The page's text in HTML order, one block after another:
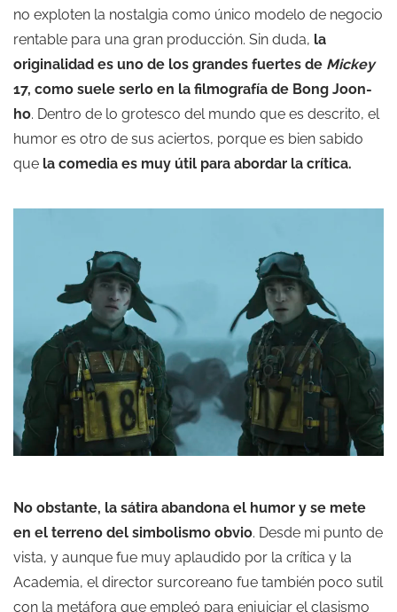
no exploten la nostalgia como único modelo de negocio
rentable para una gran producción. Sin duda, la
originalidad es uno de los grandes fuertes de Mickey
17, como suele serlo en la filmografía de Bong Joon-
ho. Dentro de lo grotesco del mundo que es descrito, el
humor es otro de sus aciertos, porque es bien sabido
que la comedia es muy útil para abordar la crítica.
No obstante, la sátira abandona el humor y se mete
en el terreno del simbolismo obvio. Desde mi punto de
vista, y aunque fue muy aplaudido por la crítica y la
Academia, el director surcoreano fue también poco sutil
con la metáfora que empleó para enjuiciar el clasismo